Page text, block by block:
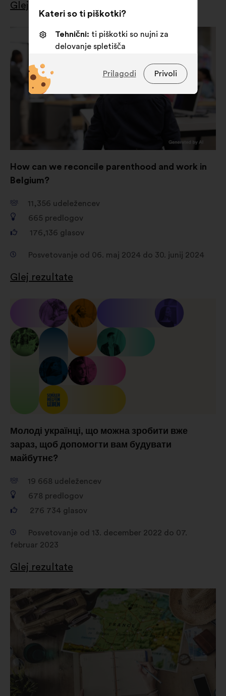
Glej rezultate
How can we reconcile parenthood and work in
Belgium?
11,356 udeležencev
665 predlogov
176,136 glasov
Posvetovanje od 06. maj 2024 do 30. junij 2024
Glej rezultate
Молоді українці, що можна зробити вже
зараз, щоб допомогти вам будувати
майбутнє?
19 668 udeležencev
678 predlogov
276 734 glasov
Posvetovanje od 13. december 2022 do 07.
februar 2023
Glej rezultate
novem
Kateri so ti piškotki?
Tehnični: ti piškotki so nujni za
delovanje spletišča
to so piškotki za
izboljšanje vaše izkušnje na
Statistični:
izboljšanje zbirne analize naših
državljanskih posvetovanj
Družbena omrežja:
to so piškotki,
našega vpliva prek družbenih
Privoli
Prilagodi